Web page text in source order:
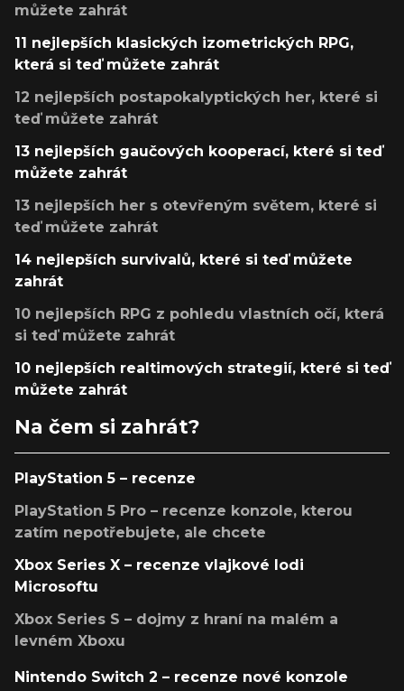
můžete zahrát
11 nejlepších klasických izometrických RPG,
která si teď můžete zahrát
12 nejlepších postapokalyptických her, které si
teď můžete zahrát
13 nejlepších gaučových kooperací, které si teď
můžete zahrát
13 nejlepších her s otevřeným světem, které si
teď můžete zahrát
14 nejlepších survivalů, které si teď můžete
zahrát
10 nejlepších RPG z pohledu vlastních očí, která
si teď můžete zahrát
10 nejlepších realtimových strategií, které si teď
můžete zahrát
Na čem si zahrát?
PlayStation 5 – recenze
PlayStation 5 Pro – recenze konzole, kterou
zatím nepotřebujete, ale chcete
Xbox Series X – recenze vlajkové lodi
Microsoftu
Xbox Series S – dojmy z hraní na malém a
levném Xboxu
Nintendo Switch 2 – recenze nové konzole